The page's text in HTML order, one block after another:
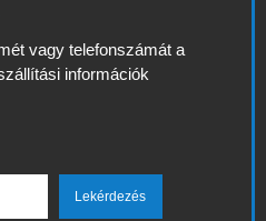
vagy telefonszámát a
információk